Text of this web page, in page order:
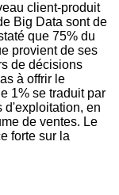
client-produit
Big Data sont de
que 75% du
provient de ses
de décisions
à offrir le
1% se traduit par
d'exploitation, en
de ventes. Le
forte sur la